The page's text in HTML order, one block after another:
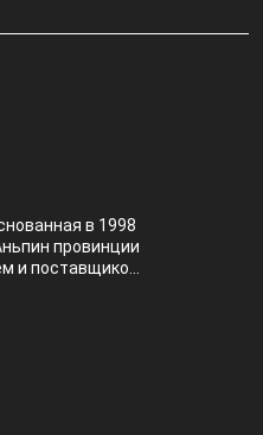
в 1998
провинции
и поставщиком,